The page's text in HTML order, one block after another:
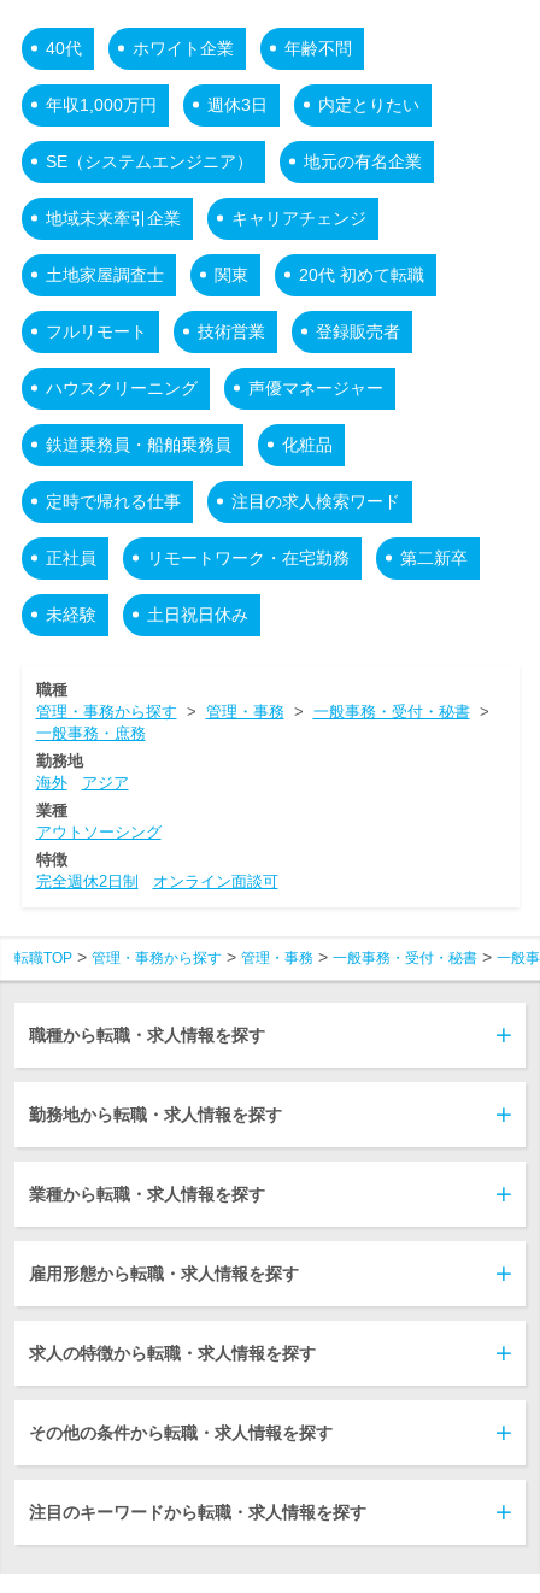
40代 ホワイト企業 年齢不問
年収1,000万円 週休3日 内定とりたい
SE（システムエンジニア） 地元の有名企業
地域未来牽引企業 キャリアチェンジ
土地家屋調査士 関東 20代 初めて転職
フルリモート 技術営業 登録販売者
ハウスクリーニング 声優マネージャー
鉄道乗務員・船舶乗務員 化粧品
定時で帰れる仕事 注目の求人検索ワード
正社員 リモートワーク・在宅勤務 第二新卒
未経験 土日祝日休み
職種
管理・事務から探す > 管理・事務> 一般事務・受付・秘書>
一般事務・庶務
勤務地
海外
アジア
業種
アウトソーシング
特徴
完全週休2日制
オンライン面談可
転職TOP 管理・事務から探す 管理・事務 一般事務・受付・秘書 一般
職種から転職・求人情報を探す
勤務地から転職・求人情報を探す
業種から転職・求人情報を探す
雇用形態から転職・求人情報を探す
求人の特徴から転職・求人情報を探す
その他の条件から転職・求人情報を探す
注目のキーワードから転職・求人情報を探す